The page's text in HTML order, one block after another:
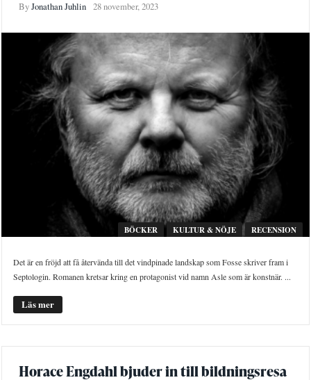
ByJonathan Juhlin 28 november, 2023
BÖCKER KULTUR & NÖJE RECENSION
Det är en fröjd att få återvända till det vindpinade landskap som Fosse skriver fram i
Septologin. Romanen kretsar kring en protagonist vid namn Asle som är konstnär. ...
Läs mer
Horace Engdahl bjuder in till bildningsresa